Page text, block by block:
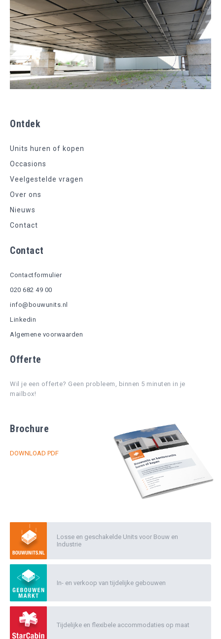
Ontdek
Units huren of kopen
Occasions
Veelgestelde vragen
Over ons
Nieuws
Contact
Contact
Contactformulier
020 682 49 00
info@bouwunits.nl
Linkedin
Algemene voorwaarden
Offerte
Wil je een offerte? Geen probleem, binnen 5 minuten in je
mailbox!
Brochure
DOWNLOAD PDF
Losse en geschakelde Units voor Bouw en
Industrie
In- en verkoop van tijdelijke gebouwen
Tijdelijke en flexibele accommodaties op maat